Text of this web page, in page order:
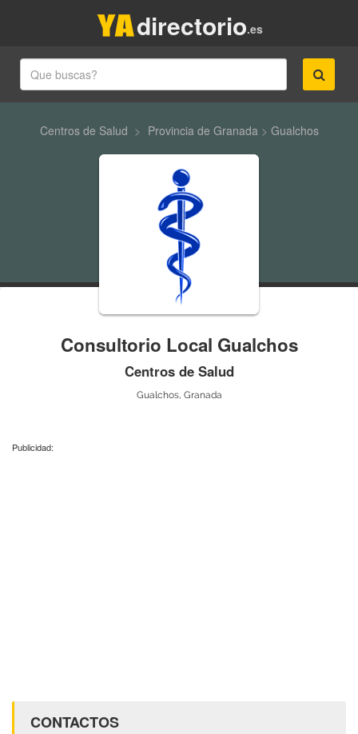
.es
directorio
Centros de Salud > Provincia de Granada> Gualchos
Consultorio Local Gualchos
Centros de Salud
Gualchos, Granada
Publicidad:
CONTACTOS